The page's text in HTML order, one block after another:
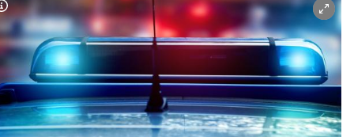
Untermenü
Untermenü
Untermenü
Untermenü
Copyright-Hinweis öffnen/schließen